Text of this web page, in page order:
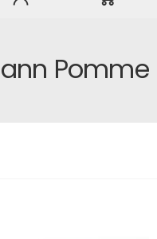
Pomme